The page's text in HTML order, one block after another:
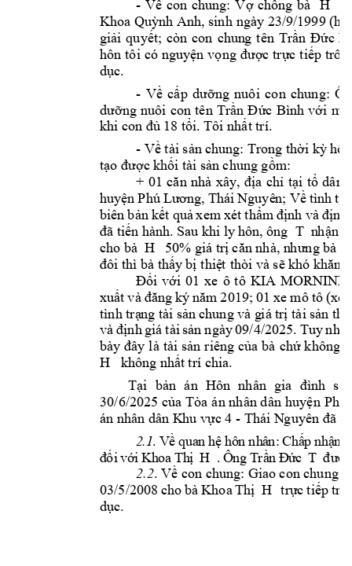
- Về con chung: Vợ chồng bà H
Khoa Quỳnh Anh, sinh ngày 23/9/1999
giải quyết; còn con chung tên Trần Đức
hôn tôi có nguyện vọng được trực tiếp
dục.
- Về cấp dưỡng nuôi con chung:
dưỡng nuôi con tên Trần Đức Bình với
khi con đủ 18 tổi. Tôi nhất trí.
- Về tài sản chung: Trong thời kỳ hô
tạo được khối tài sản chung gồm:
+ 01 căn nhà xây, địa chỉ tại tổ dân
huyện Phú Lương, Thái Nguyên; Về tình
biên bản kết quả xem xét thẩm định và định
đã tiến hành. Sau khi ly hôn, ông T nhận
cho bà H 50% giá trị căn nhà, nhưng bà
đôi thì bà thấy bị thiệt thòi và sẽ khó khăn
Đối với 01 xe ô tô KIA MORNINH
xuất và đăng ký năm 2019; 01 xe mô tô (xe
tình trạng tài sản chung và giá trị tài sản
và định giá tài sản ngày 09/4/2025. Tuy n
bày đây là tài sản riêng của bà chứ không
H không nhất trí chia.
Tại bản án Hôn nhân gia đình sơ
30/6/2025 của Tòa án nhân dân huyện
án nhân dân Khu vực 4 - Thái Nguyên đã
2.1. Về quan hệ hôn nhân:Chấp nhận
đốivới KhoaThị H . Ông Trần Đức T đượ
2.2. Về con chung: Giaocon chung
03/5/2008 cho bà Khoa Thị H trực tiếp
dục.